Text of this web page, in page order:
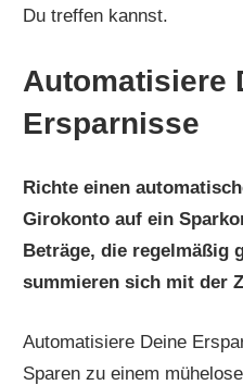
Du treffen kannst.
Automatisiere
Ersparnisse
Richte einen
Girokonto auf ein
Beträge, die regelmäßig
summieren sich mit der
Automatisiere Deine
Sparen zu einem